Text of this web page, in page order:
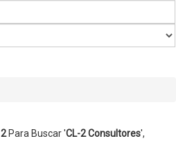
2Para Buscar 'CL-2 Consultores',